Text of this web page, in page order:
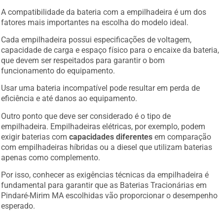
A compatibilidade da bateria com a empilhadeira é um dos
fatores mais importantes na escolha do modelo ideal.
Cada empilhadeira possui especificações de voltagem,
capacidade de carga e espaço físico para o encaixe da bateria,
que devem ser respeitados para garantir o bom
funcionamento do equipamento.
Usar uma bateria incompatível pode resultar em perda de
eficiência e até danos ao equipamento.
Outro ponto que deve ser considerado é o tipo de
empilhadeira. Empilhadeiras elétricas, por exemplo, podem
exigir baterias comcapacidades diferentes em comparação
com empilhadeiras híbridas ou a diesel que utilizam baterias
apenas como complemento.
Por isso, conhecer as exigências técnicas da empilhadeira é
fundamental para garantir que as Baterias Tracionárias em
Pindaré-Mirim MA escolhidas vão proporcionar o desempenho
esperado.